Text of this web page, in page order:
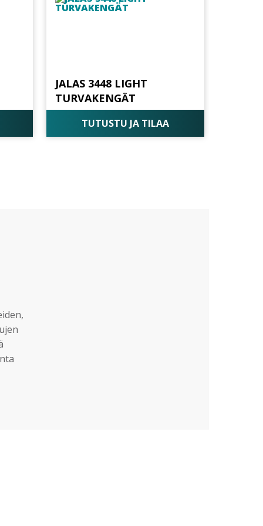
JALAS 3448 LIGHT
TURVAKENGÄT
TUTUSTU JA TILAA